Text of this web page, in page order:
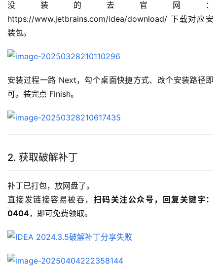
没装的去官网：
https://www.jetbrains.com/idea/download/ 下载对应安
装包。
安装过程一路 Next，勾个桌面快捷方式、改个安装路径即
可。装完点 Finish。
2. 获取破解补丁
补丁已打包，放网盘了。
直接发链接容易被吞， 扫码关注公众号，回复关键字：
0404，即可免费领取。